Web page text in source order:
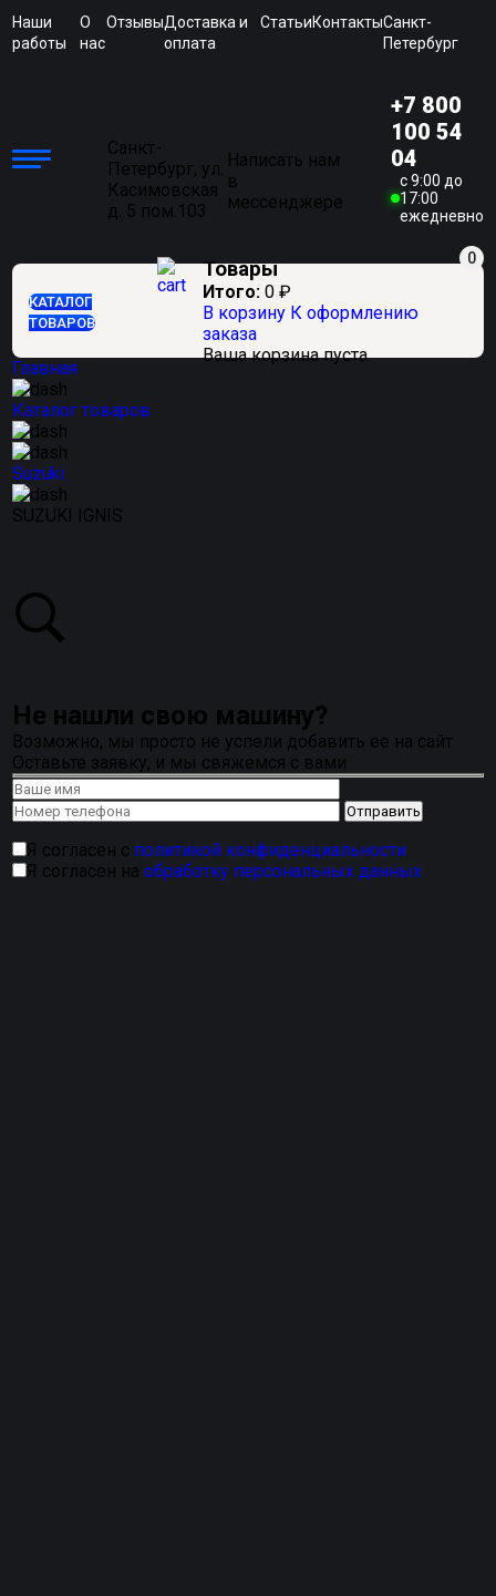
Наши
работы
О
нас
ОтзывыДоставка и
оплата
СтатьиКонтактыСанкт-
Петербург
Санкт-
Петербург, ул.
Касимовская
д. 5 пом.103
Написать нам
в
мессенджере
+7 800
100 54
04
c 9:00 до
17:00
ежедневно
КАТАЛОГ
ТОВАРОВ
0
Товары
Итого: 0 ₽
В корзину К оформлению
заказа
Ваша корзина пуста
Главная
Каталог товаров
Suzuki
SUZUKI IGNIS
Не нашли свою машину?
Возможно, мы просто не успели добавить ее на сайт
Оставьте заявку, и мы свяжемся с вами
Я согласен с политикой конфиденциальности
Я согласен наобработку персональных данных